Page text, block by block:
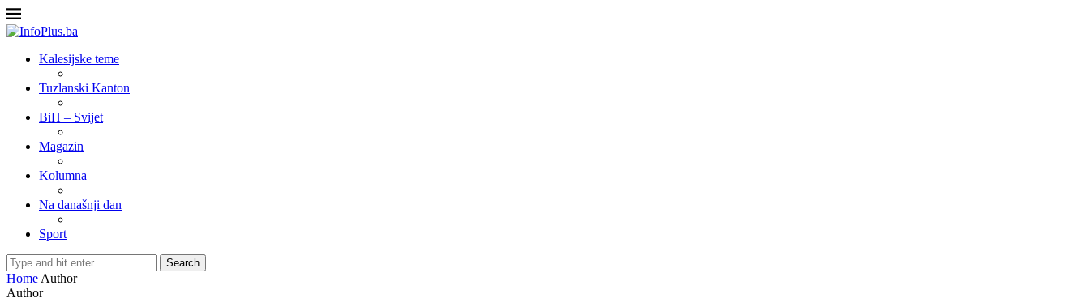
Kalesijske teme
Tuzlanski Kanton
BiH – Svijet
Magazin
Kolumna
Na današnji dan
Sport
Search
Home Author
Author